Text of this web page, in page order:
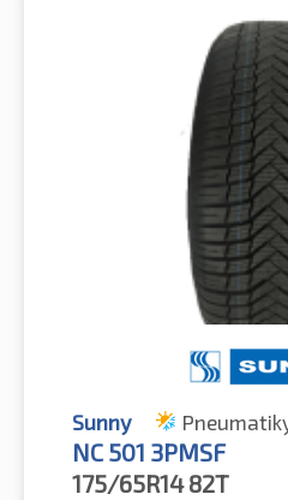
Sunny
NC 501 3PMSF
175/65R14 82T